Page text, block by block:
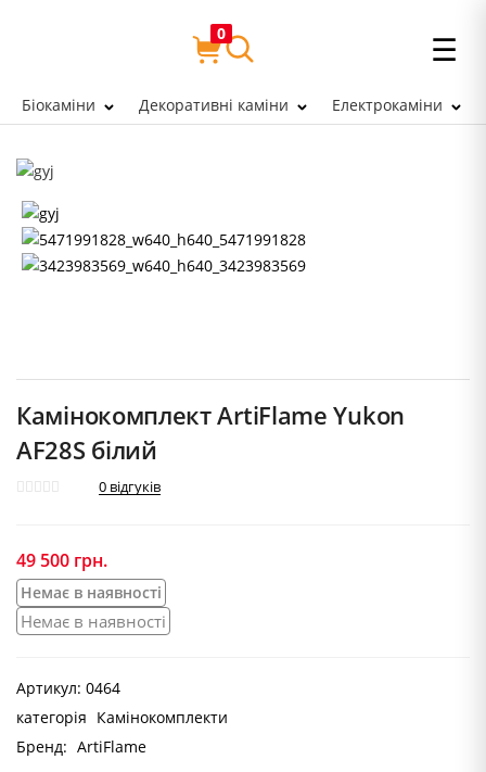
☰
0
Біокаміни Декоративні каміни Електрокаміни
Камінокомплект ArtiFlame Yukon
AF28S білий
0 відгуків
49 500 грн.
Немає в наявності
Немає в наявності
Артикул: 0464
категорія Камінокомплекти
Бренд: ArtiFlame